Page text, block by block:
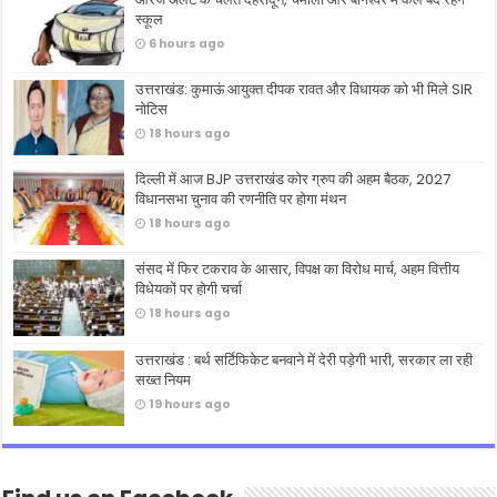
स्कूल
6 hours ago
उत्तराखंड: कुमाऊं आयुक्त दीपक रावत और विधायक को भी मिले SIR
नोटिस
18 hours ago
दिल्ली में आज BJP उत्तराखंड कोर ग्रुप की अहम बैठक, 2027
विधानसभा चुनाव की रणनीति पर होगा मंथन
18 hours ago
संसद में फिर टकराव के आसार, विपक्ष का विरोध मार्च, अहम वित्तीय
विधेयकों पर होगी चर्चा
18 hours ago
उत्तराखंड : बर्थ सर्टिफिकेट बनवाने में देरी पड़ेगी भारी, सरकार ला रही
सख्त नियम
19 hours ago